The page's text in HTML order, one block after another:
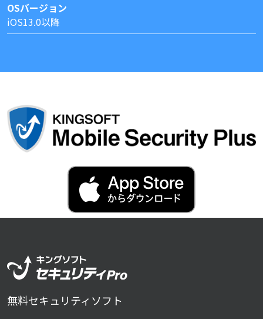
OSバージョン
iOS13.0以降
無料セキュリティソフト